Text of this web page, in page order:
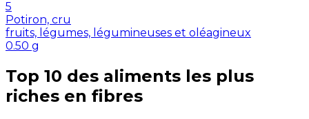
5
Potiron, cru
fruits, légumes, légumineuses et oléagineux
0.50 g
Top 10 des aliments les plus
riches en fibres